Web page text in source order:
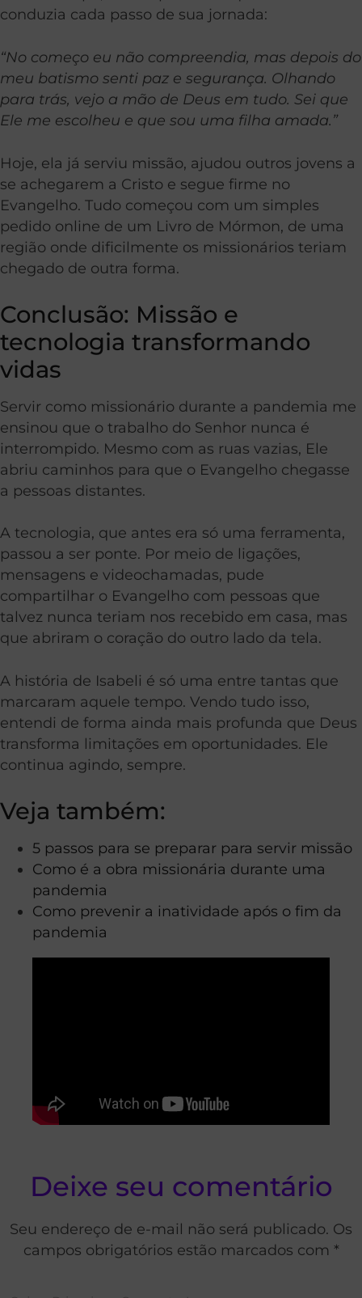
conduzia cada passo de sua jornada:
“No começo eu não compreendia, mas depois do
meu batismo senti paz e segurança. Olhando
para trás, vejo a mão de Deus em tudo. Sei que
Ele me escolheu e que sou uma filha amada.”
Hoje, ela já serviu missão, ajudou outros jovens a
se achegarem a Cristo e segue firme no
Evangelho. Tudo começou com um simples
pedido online de um Livro de Mórmon, de uma
região onde dificilmente os missionários teriam
chegado de outra forma.
Conclusão: Missão e
tecnologia transformando
vidas
Servir como missionário durante a pandemia me
ensinou que o trabalho do Senhor nunca é
interrompido. Mesmo com as ruas vazias, Ele
abriu caminhos para que o Evangelho chegasse
a pessoas distantes.
A tecnologia, que antes era só uma ferramenta,
passou a ser ponte. Por meio de ligações,
mensagens e videochamadas, pude
compartilhar o Evangelho com pessoas que
talvez nunca teriam nos recebido em casa, mas
que abriram o coração do outro lado da tela.
A história de Isabeli é só uma entre tantas que
marcaram aquele tempo. Vendo tudo isso,
entendi de forma ainda mais profunda que Deus
transforma limitações em oportunidades. Ele
continua agindo, sempre.
Veja também:
5 passos para se preparar para servir missão
Como é a obra missionária durante uma
pandemia
Como prevenir a inatividade após o fim da
pandemia
Deixe seu comentário
Seu endereço de e-mail não será publicado. Os
campos obrigatórios estão marcados com *